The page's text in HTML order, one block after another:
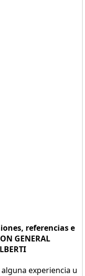
referencias e
GENERAL
experiencia u